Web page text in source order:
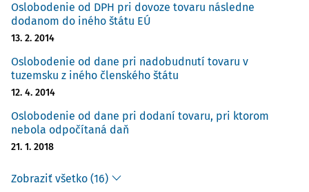
Oslobodenie od DPH pri dovoze tovaru následne
dodanom do iného štátu EÚ
13. 2. 2014
Oslobodenie od dane pri nadobudnutí tovaru v
tuzemsku z iného členského štátu
12. 4. 2014
Oslobodenie od dane pri dodaní tovaru, pri ktorom
nebola odpočítaná daň
21. 1. 2018
Zobraziť všetko (16)